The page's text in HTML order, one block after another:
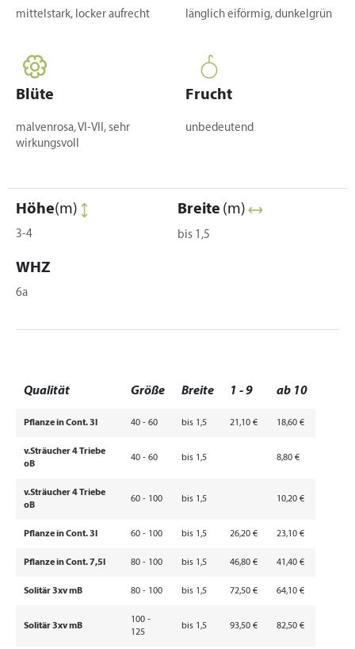
mittelstark, locker aufrecht länglich eiförmig, dunkelgrün
Blüte
malvenrosa, VI-VII, sehr
wirkungsvoll
Frucht
unbedeutend
Höhe(m)
3-4
Breite (m)
bis 1,5
WHZ
6a
Qualität Größe Breite 1 - 9 ab 10
Pflanze in Cont. 3l 40 - 60 bis 1,5 21,10 € 18,60 €
v.Sträucher 4 Triebe
oB
40 - 60 bis 1,5 8,80 €
v.Sträucher 4 Triebe
oB
60 - 100 bis 1,5 10,20 €
Pflanze in Cont. 3l 60 - 100 bis 1,5 26,20 € 23,10 €
Pflanze in Cont. 7,5l 80 - 100 bis 1,5 46,80 € 41,40 €
Solitär 3xv mB 80 - 100 bis 1,5 72,50 € 64,10 €
Solitär 3xv mB
100 -
125
bis 1,5 93,50 € 82,50 €